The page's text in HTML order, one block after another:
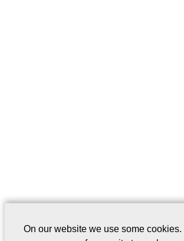
On our website we use some cookies.